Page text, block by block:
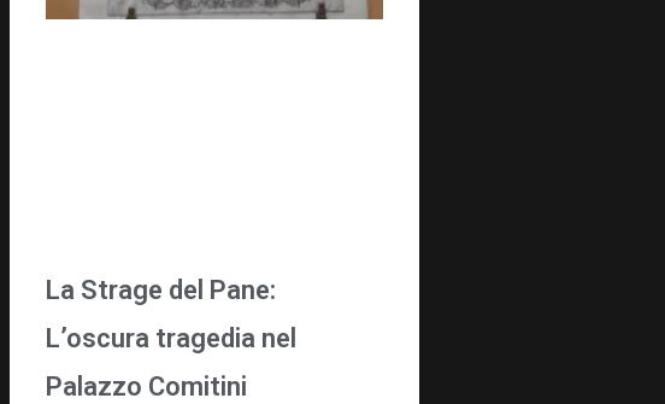
La Strage del Pane:
L’oscura tragedia nel
Palazzo Comitini